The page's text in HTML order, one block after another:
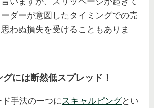
ダーが意図したタイミングでの売
わぬ損失を受けることもありま
には断然低スプレッド！
手法の一つにスキャルピングとい